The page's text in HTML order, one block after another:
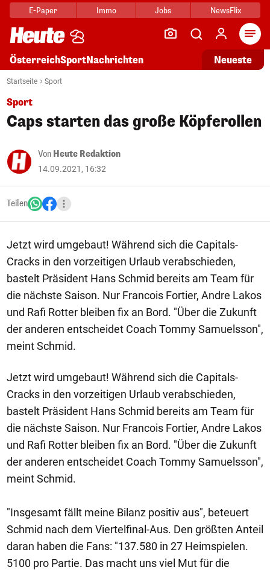
E-Paper Immo Jobs NewsFlix
ÖsterreichSportNachrichten Neueste
Startseite Sport
Sport
Caps starten das große Köpferollen
Von Heute Redaktion
14.09.2021, 16:32
Teilen
Jetzt wird umgebaut! Während sich die Capitals-
Cracks in den vorzeitigen Urlaub verabschieden,
bastelt Präsident Hans Schmid bereits am Team für
die nächste Saison. Nur Francois Fortier, Andre Lakos
und Rafi Rotter bleiben fix an Bord. "Über die Zukunft
der anderen entscheidet Coach Tommy Samuelsson",
meint Schmid.
Jetzt wird umgebaut! Während sich die Capitals-
Cracks in den vorzeitigen Urlaub verabschieden,
bastelt Präsident Hans Schmid bereits am Team für
die nächste Saison. Nur Francois Fortier, Andre Lakos
und Rafi Rotter bleiben fix an Bord. "Über die Zukunft
der anderen entscheidet Coach Tommy Samuelsson",
meint Schmid.
"Insgesamt fällt meine Bilanz positiv aus", beteuert
Schmid nach dem Viertelfinal-Aus. Den größten Anteil
daran haben die Fans: "137.580 in 27 Heimspielen.
5100 pro Partie. Das macht uns viel Mut für die